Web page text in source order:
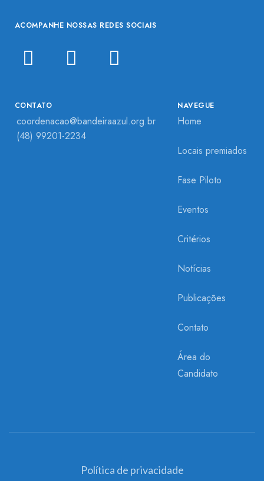
ACOMPANHE NOSSAS REDES SOCIAIS
NAVEGUE
Home
Locais premiados
Fase Piloto
Eventos
Critérios
Notícias
Publicações
Contato
Área do
Candidato
CONTATO
coordenacao@bandeiraazul.org.br
(48) 99201-2234
Política de privacidade